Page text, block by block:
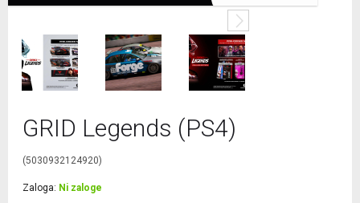
GRID Legends (PS4)
(5030932124920)
Zaloga: Ni zaloge